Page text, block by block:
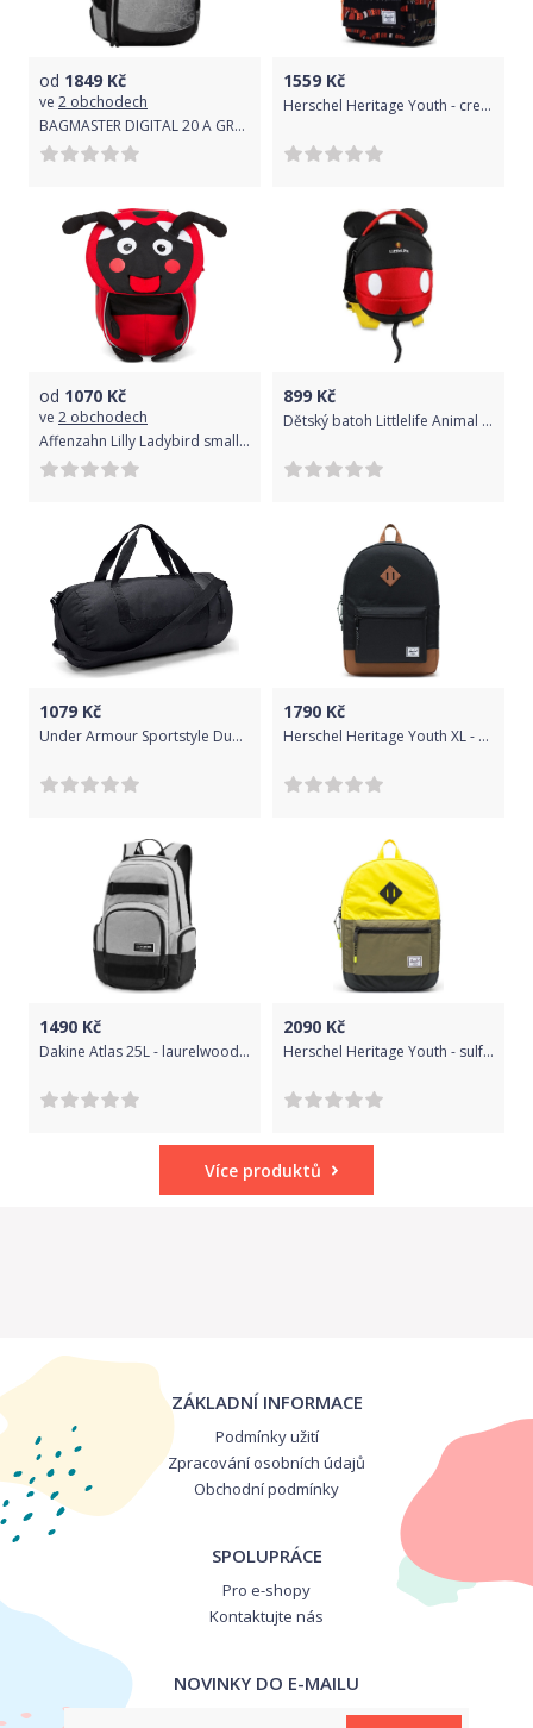
od 1849 Kč
ve 2 obchodech
BAGMASTER DIGITAL 20 A GRAY/BLACK
1559 Kč
Herschel Heritage Youth - creepers black uni
od 1070 Kč
ve 2 obchodech
Affenzahn Lilly Ladybird small - Red uni
899 Kč
Dětský batoh Littlelife Animal Toddler Daysack - mickey uni
1079 Kč
Under Armour Sportstyle Duffel černá Jednotná
1790 Kč
Herschel Heritage Youth XL - black/saddle brown uni
1490 Kč
Dakine Atlas 25L - laurelwood uni
2090 Kč
Herschel Heritage Youth - sulfur spring reflective/olive night reflective/black reflective uni
Více produktů
ZÁKLADNÍ INFORMACE
Podmínky užití
Zpracování osobních údajů
Obchodní podmínky
SPOLUPRÁCE
Pro e-shopy
Kontaktujte nás
NOVINKY DO E-MAILU